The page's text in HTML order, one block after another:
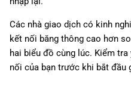
Các nhà giao dịch có kinh
kết nối băng thông cao hơn
hai biểu đồ cùng lúc. Kiểm
nối của bạn trước khi bắt đầu